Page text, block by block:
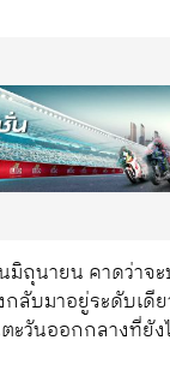
ถุนายน คาดว่าจ
กลับมาอยู่ระดับเ
วันออกกลางที่ยั